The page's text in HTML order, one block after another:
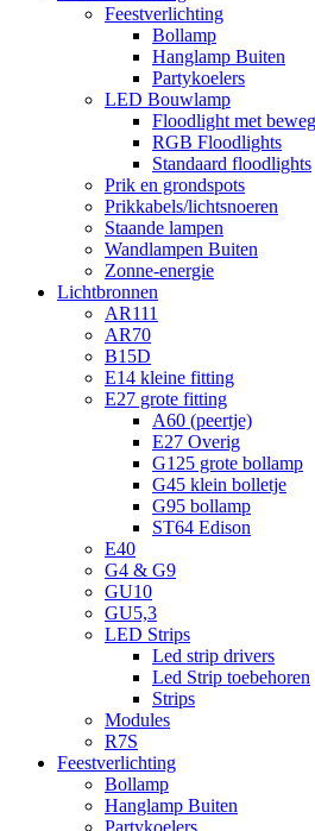
Feestverlichting
Bollamp
Hanglamp Buiten
Partykoelers
LED Bouwlamp
Floodlight met
RGB Floodlights
Standaard floodlights
Prik en grondspots
Prikkabels/lichtsnoeren
Staande lampen
Wandlampen Buiten
Zonne-energie
Lichtbronnen
AR111
AR70
B15D
E14 kleine fitting
E27 grote fitting
A60 (peertje)
E27 Overig
G125 grote bollamp
G45 klein bolletje
G95 bollamp
ST64 Edison
E40
G4 & G9
GU10
GU5,3
LED Strips
Led strip drivers
Led Strip toebehoren
Strips
Modules
R7S
Feestverlichting
Bollamp
Hanglamp Buiten
Partykoelers